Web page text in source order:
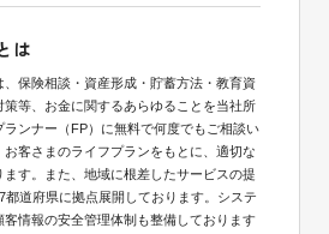
は
、保険相談・資産形成・貯蓄方法・教育資
等、お金に関するあらゆることを当社所
ランナー（FP）に無料で何度でもご相談い
客さまのライフプランをもとに、適切な
す。また、地域に根差したサービスの提
都道府県に拠点展開しております。システ
客情報の安全管理体制も整備しております